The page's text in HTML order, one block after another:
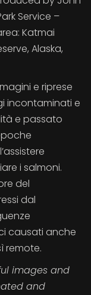
Service –
Katmai
Alaska,
e riprese
incontaminati e
e passato
i salmoni.
del
dal
causati anche
remote.
images and
and